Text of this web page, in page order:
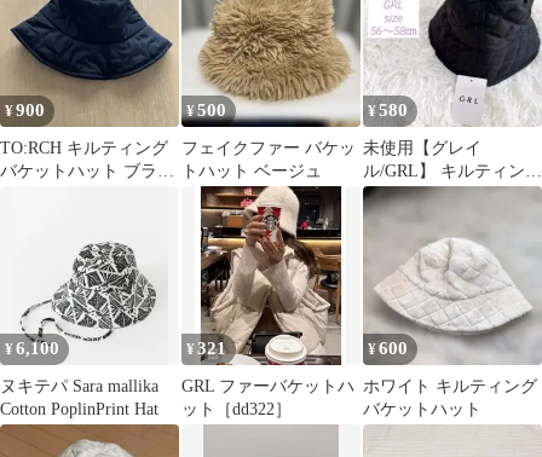
¥900
TO:RCH キルティング
バケットハット ブラッ
¥500
フェイクファー バケッ
トハット ベージュ
¥580
未使用【グレイ
ル/GRL】 キルティング
バケットハット/ブラッ
ク/タグ付き
¥6,100
ヌキテパ Sara mallika
Cotton PoplinPrint Hat
¥321
GRL ファーバケットハ
ット［dd322］
¥600
ホワイト キルティング
バケットハット